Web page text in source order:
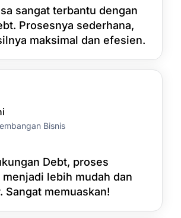
sangat terbantu dengan
Prosesnya sederhana,
maksimal dan efesien.
Bisnis
Debt, proses
menjadi lebih mudah dan
Sangat memuaskan!